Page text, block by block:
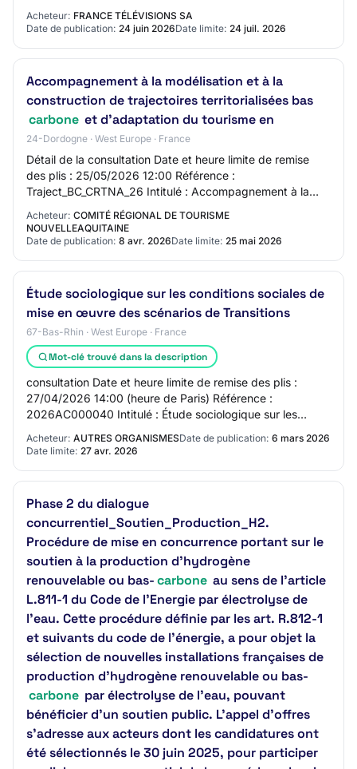
Performance environnementale des…
Acheteur: FRANCE TÉLÉVISIONS SA
Date de publication: 24 juin 2026Date limite: 24 juil. 2026
Accompagnement à la modélisation et à la
construction de trajectoires territorialisées bas
carbone et d’adaptation du tourisme en
24-Dordogne · West Europe · France
Détail de la consultation Date et heure limite de remise
des plis : 25/05/2026 12:00 Référence :
Traject_BC_CRTNA_26 Intitulé : Accompagnement à la
modélisation et à la construction de trajectoires t…
Acheteur: COMITÉ RÉGIONAL DE TOURISME
NOUVELLEAQUITAINE
Date de publication: 8 avr. 2026Date limite: 25 mai 2026
Étude sociologique sur les conditions sociales de
mise en œuvre des scénarios de Transitions
67-Bas-Rhin · West Europe · France
Mot-clé trouvé dans la description
consultation Date et heure limite de remise des plis :
27/04/2026 14:00 (heure de Paris) Référence :
2026AC000040 Intitulé : Étude sociologique sur les
Acheteur: AUTRES ORGANISMESDate de publication: 6 mars 2026
Date limite: 27 avr. 2026
Phase 2 du dialogue
concurrentiel_Soutien_Production_H2.
Procédure de mise en concurrence portant sur le
soutien à la production d’hydrogène
renouvelable ou bas-carbone au sens de l’article
L.811-1 du Code de l’Energie par électrolyse de
l’eau. Cette procédure définie par les art. R.812-1
et suivants du code de l’énergie, a pour objet la
sélection de nouvelles installations françaises de
production d’hydrogène renouvelable ou bas-
carbone par électrolyse de l'eau, pouvant
bénéficier d’un soutien public. L'appel d'offres
s'adresse aux acteurs dont les candidatures ont
été sélectionnés le 30 juin 2025, pour participer